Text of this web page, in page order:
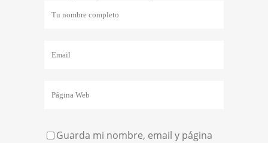
Guarda mi nombre, email y página